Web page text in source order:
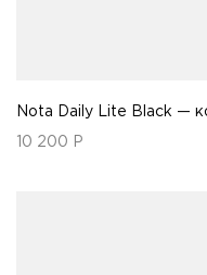
Nota Daily Lite Black —
10 200 Р